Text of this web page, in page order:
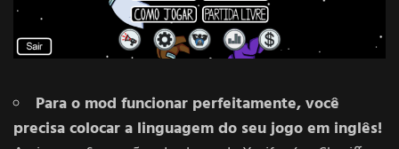
Para o mod funcionar perfeitamente, você
precisa colocar a linguagem do seu jogo em inglês!